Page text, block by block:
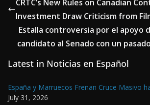
CRTC’s New Rules on Canadian
Investment Draw Criticism from
Estalla controversia por el apoyo
candidato al Senado con un
Latest in Noticias en Español
España y Marruecos Frenan Cruce Masivo
July 31, 2026